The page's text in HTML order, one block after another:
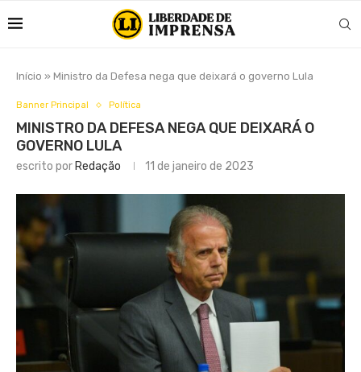
Início » Ministro da Defesa nega que deixará o governo Lula
Banner Principal Política
MINISTRO DA DEFESA NEGA QUE DEIXARÁ O
GOVERNO LULA
escrito por Redação 11 de janeiro de 2023